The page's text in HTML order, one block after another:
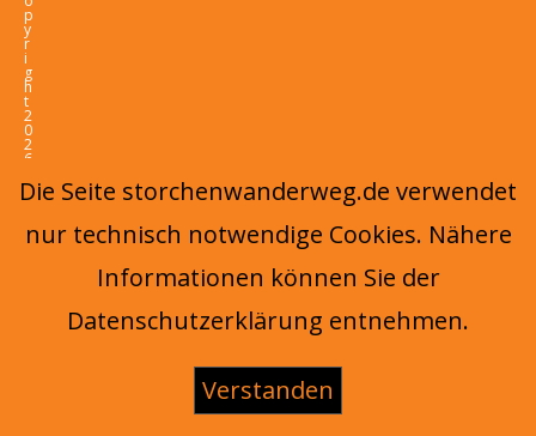
p
y
r
i
g
h
t
2
0
2
6
O
c
a
n
Die Seite storchenwanderweg.de verwendet
nur technisch notwendige Cookies. Nähere
Informationen können Sie der
Datenschutzerklärung entnehmen.
Verstanden